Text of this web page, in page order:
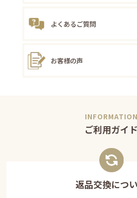
よくあるご質問
お客様の声
ご利用ガイド
返品交換につ